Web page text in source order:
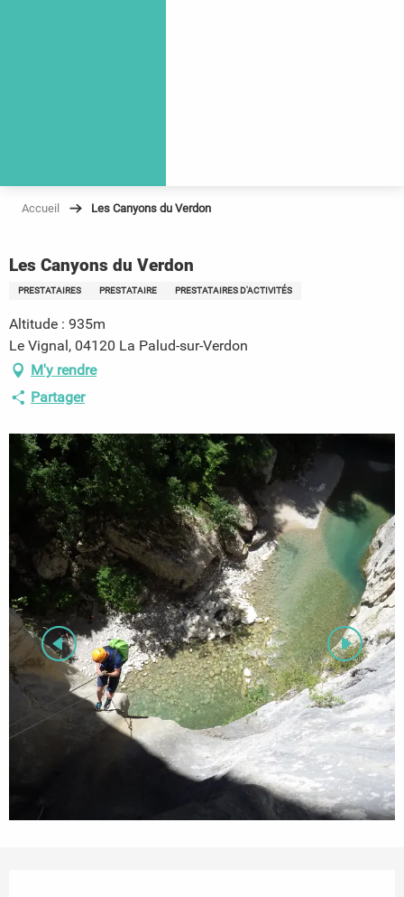
Accueil Les Canyons du Verdon
Les Canyons du Verdon
PRESTATAIRES PRESTATAIRE PRESTATAIRES D'ACTIVITÉS
Altitude : 935m
Le Vignal, 04120 La Palud-sur-Verdon
M'y rendre
Partager